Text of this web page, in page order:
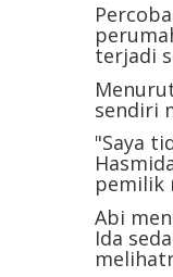
terjadi
sendiri
"Saya
pemilik
Abi
Ida